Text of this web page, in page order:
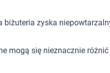
biżuteria zyska
mogą się nieznacznie